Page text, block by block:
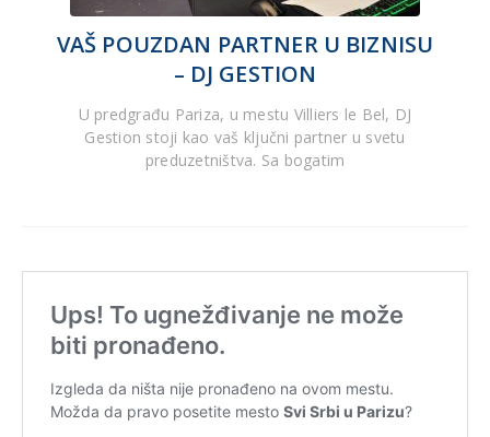
VAŠ POUZDAN PARTNER U BIZNISU
– DJ GESTION
U predgrađu Pariza, u mestu Villiers le Bel, DJ
Gestion stoji kao vaš ključni partner u svetu
preduzetništva. Sa bogatim